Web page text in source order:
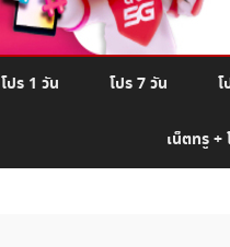
โปร 1 วัน โปร 7 วัน
เน็ตทรู +